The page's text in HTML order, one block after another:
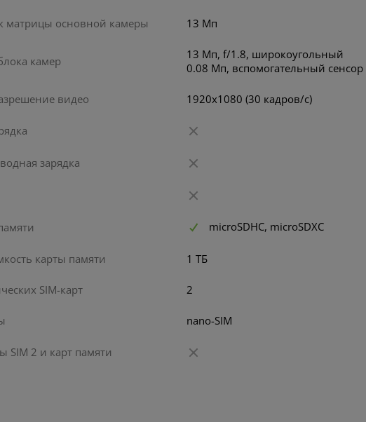
матрицы основной камеры 13 Мп
камер
13 Мп, f/1.8, широкоугольный
0.08 Мп, вспомогательный сенсор
видео 1920x1080 (30 кадров/с)
зарядка
microSDHC, microSDXC
карты памяти 1 ТБ
SIM-карт 2
nano-SIM
SIM 2 и карт памяти Смартфон HONOR X5b